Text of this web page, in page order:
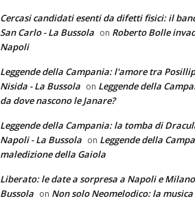
Cercasi candidati esenti da difetti fisici: il
San Carlo - La Bussola on Roberto Bolle
Napoli
Leggende della Campania: l'amore tra
Nisida - La Bussola on Leggende della
da dove nascono le Janare?
Leggende della Campania: la tomba di
Napoli - La Bussola on Leggende della
maledizione della Gaiola
Liberato: le date a sorpresa a Napoli e
Bussola on Non solo Neomelodico: la musica